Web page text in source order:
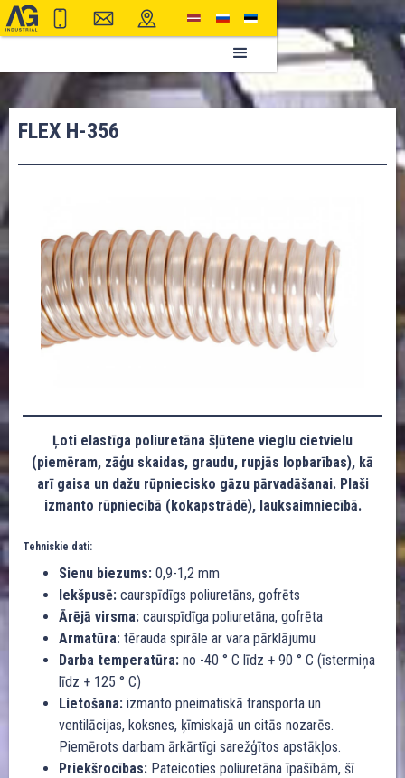
FLEX H-356
Ļoti elastīga poliuretāna šļūtene vieglu cietvielu
(piemēram, zāģu skaidas, graudu, rupjās lopbarības), kā
arī gaisa un dažu rūpniecisko gāzu pārvadāšanai. Plaši
izmanto rūpniecībā (kokapstrādē), lauksaimniecībā.
Tehniskie dati:
Sienu biezums: 0,9-1,2 mm
Iekšpusē: caurspīdīgs poliuretāns, gofrēts
Ārējā virsma: caurspīdīga poliuretāna, gofrēta
Armatūra: tērauda spirāle ar vara pārklājumu
Darba temperatūra: no -40 ° C līdz + 90 ° C (īstermiņa
līdz + 125 ° C)
Lietošana: izmanto pneimatiskā transporta un
ventilācijas, koksnes, ķīmiskajā un citās nozarēs.
Piemērots darbam ārkārtīgi sarežģītos apstākļos.
Priekšrocības: Pateicoties poliuretāna īpašībām, šī